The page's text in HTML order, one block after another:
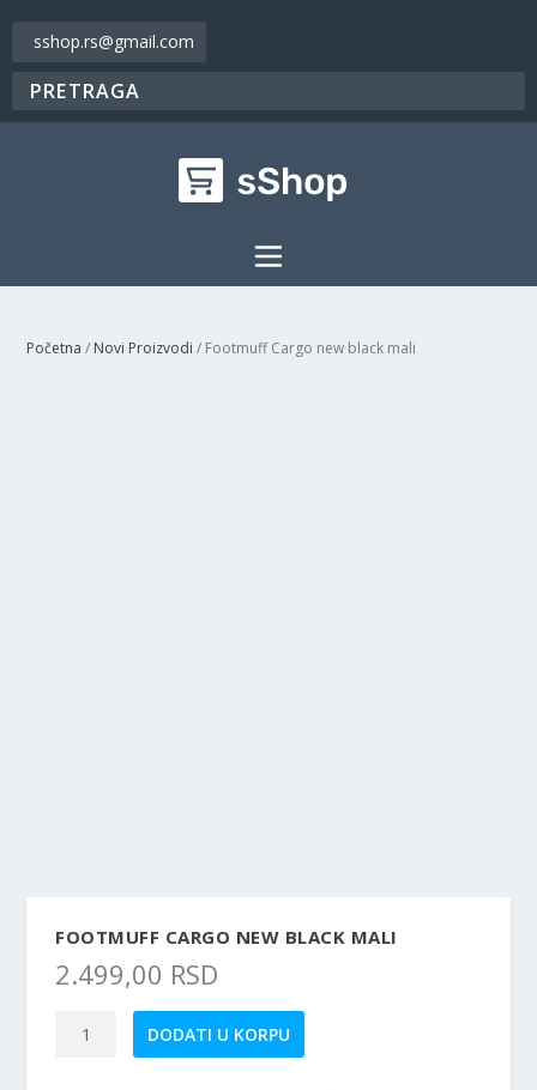
sshop.rs@gmail.com
Početna / Novi Proizvodi / Footmuff Cargo new black mali
FOOTMUFF CARGO NEW BLACK MALI
2.499,00 RSD
Footmuff
DODATI U KORPU